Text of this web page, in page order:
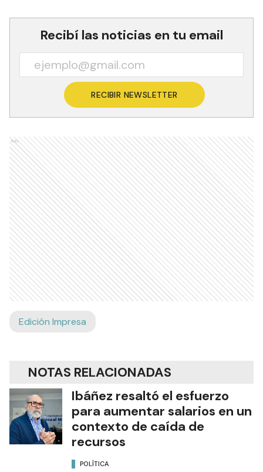
Recibí las noticias en tu email
RECIBIR NEWSLETTER
Ads
Edición Impresa
NOTAS RELACIONADAS
Ibáñez resaltó el esfuerzo
para aumentar salarios en un
contexto de caída de
recursos
POLÍTICA